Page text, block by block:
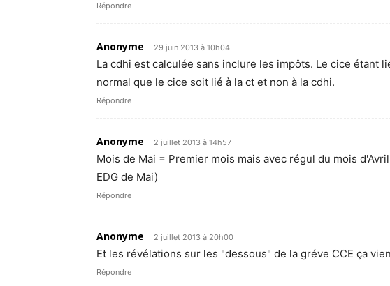
Répondre
Anonyme 29 juin 2013 à 10h04
La cdhi est calculée sans inclure les impôts. Le cice étant
normal que le cice soit lié à la ct et non à la cdhi.
Répondre
Anonyme 2 juillet 2013 à 14h57
Mois de Mai = Premier mois mais avec régul du mois
EDG de Mai)
Répondre
Anonyme 2 juillet 2013 à 20h00
Et les révélations sur les "dessous" de la gréve CCE ça
Répondre